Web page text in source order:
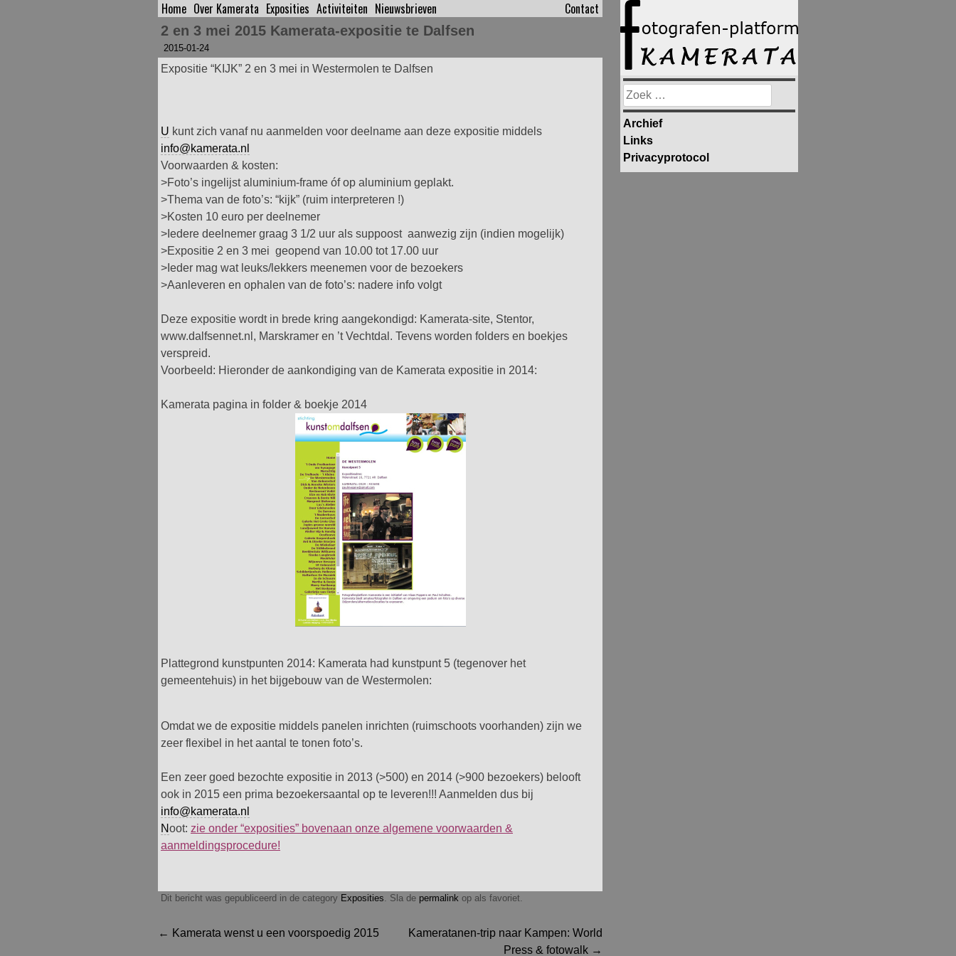
Spring
naar
inhoud
Home Over Kamerata Exposities Activiteiten Nieuwsbrieven Contact
2 en 3 mei 2015 Kamerata-expositie te Dalfsen
2015-01-24
Expositie “KIJK” 2 en 3 mei in Westermolen te Dalfsen
U kunt zich vanaf nu aanmelden voor deelname aan deze expositie middels
info@kamerata.nl
Voorwaarden & kosten:
>Foto’s ingelijst aluminium-frame óf op aluminium geplakt.
>Thema van de foto’s: “kijk” (ruim interpreteren !)
>Kosten 10 euro per deelnemer
>Iedere deelnemer graag 3 1/2 uur als suppoost aanwezig zijn (indien mogelijk)
>Expositie 2 en 3 mei geopend van 10.00 tot 17.00 uur
>Ieder mag wat leuks/lekkers meenemen voor de bezoekers
>Aanleveren en ophalen van de foto’s: nadere info volgt
Deze expositie wordt in brede kring aangekondigd: Kamerata-site, Stentor,
www.dalfsennet.nl, Marskramer en ’t Vechtdal. Tevens worden folders en boekjes
verspreid.
Voorbeeld: Hieronder de aankondiging van de Kamerata expositie in 2014:
Kamerata pagina in folder & boekje 2014
Plattegrond kunstpunten 2014: Kamerata had kunstpunt 5 (tegenover het
gemeentehuis) in het bijgebouw van de Westermolen:
Omdat we de expositie middels panelen inrichten (ruimschoots voorhanden) zijn we
zeer flexibel in het aantal te tonen foto’s.
Een zeer goed bezochte expositie in 2013 (>500) en 2014 (>900 bezoekers) belooft
ook in 2015 een prima bezoekersaantal op te leveren!!! Aanmelden dus bij
info@kamerata.nl
Noot: zie onder “exposities” bovenaan onze algemene voorwaarden &
aanmeldingsprocedure!
Dit bericht was gepubliceerd in de category Exposities. Sla de permalink op als favoriet.
Berichtnavigatie
← Kamerata wenst u een voorspoedig 2015
Kameratanen-trip naar Kampen: World
Press & fotowalk →
Zoek
naar:
Archief
Links
Privacyprotocol